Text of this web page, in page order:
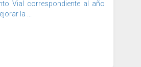
Vial correspondiente al año
la ...